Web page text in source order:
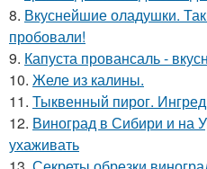
8. Вкуснейшие оладушки.
пробовали!
9. Капуста провансаль -
10. Желе из калины.
11. Тыквенный пирог.
12. Виноград в Сибири и на
ухаживать